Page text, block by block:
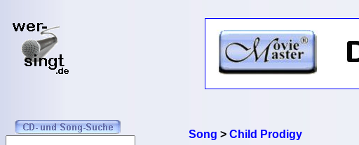
Song > Child Prodigy